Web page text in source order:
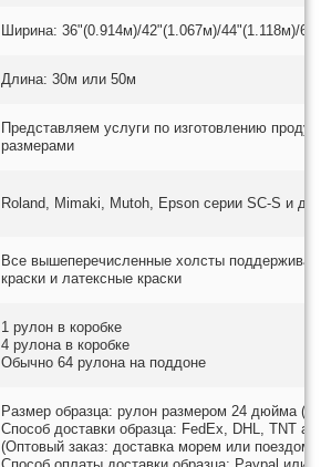
Ширина: 36"(0.914м)/42"(1.067м)/44"(1.118м)/
Длина: 30м или 50м
Представляем услуги по изготовлению
размерами
Roland, Mimaki, Mutoh, Epson серии SC-S и др.
Все вышеперечисленные холсты
краски и латексные краски
1 рулон в коробке
4 рулона в коробке
Обычно 64 рулона на поддоне
Размер образца: рулон размером 24 дюйма
Способ доставки образца: FedEx, DHL, TNT
(Оптовый заказ: доставка морем или поездом